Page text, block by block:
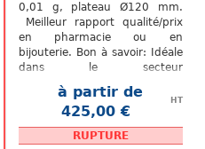
0,01 g, plateau Ø120 mm.
Meilleur rapport qualité/prix
en pharmacie ou en
bijouterie. Bon à savoir: Idéale
dans le secteur
pharmaceutique mais
aussi pour le...
à partir de
425,00 €
HT
RUPTURE